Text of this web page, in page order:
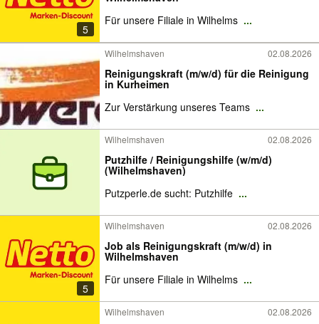
5
Für unsere Filiale in Wilhelms ...
Wilhelmshaven 02.08.2026
Reinigungskraft (m/w/d) für die Reinigung
in Kurheimen
Zur Verstärkung unseres Teams ...
Wilhelmshaven 02.08.2026
Putzhilfe / Reinigungshilfe (w/m/d)
(Wilhelmshaven)
Putzperle.de sucht: Putzhilfe ...
5
Wilhelmshaven 02.08.2026
Job als Reinigungskraft (m/w/d) in
Wilhelmshaven
Für unsere Filiale in Wilhelms ...
Wilhelmshaven 02.08.2026